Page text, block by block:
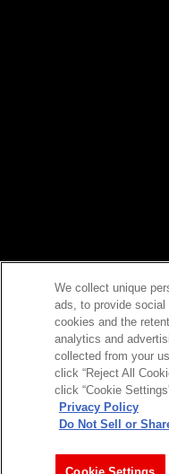
We collect unique
ads, to provide
cookies and the
analytics and
collected from your
click “Reject All
click “Cookie
Privacy Policy
Do Not Sell or